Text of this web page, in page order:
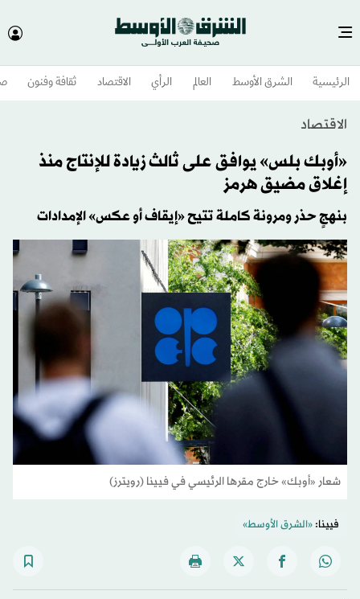
الرئيسية الشرق الأوسط​ العالم الرأي الاقتصاد ثقافة وفنون
الاقتصاد
«أوبك بلس» يوافق على ثالث زيادة للإنتاج منذ
إغلاق مضيق هرمز
بنهجٍ حذر ومرونة كاملة تتيح «إيقاف أو عكس» الإمدادات
شعار «أوبك» خارج مقرها الرئيسي في فيينا (رويترز)
فيينا:«الشرق الأوسط»